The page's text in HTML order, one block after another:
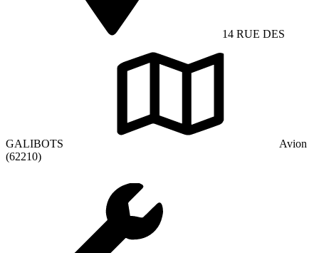
14 RUE DES
GALIBOTS
Avion
(62210)